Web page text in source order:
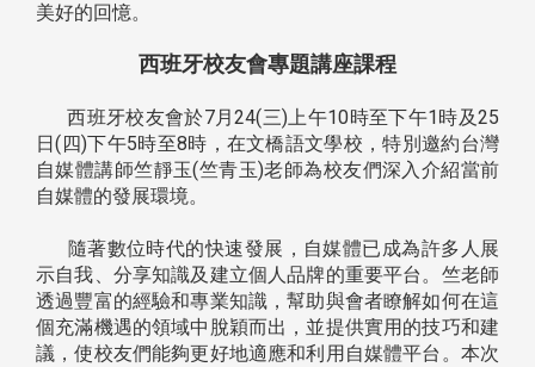
美好的回憶。
西班牙校友會專題講座課程
西班牙校友會於7月24(三)上午10時至下午1時及25
日(四)下午5時至8時，在文橋語文學校，特別邀約台灣
自媒體講師竺靜玉(竺青玉)老師為校友們深入介紹當前
自媒體的發展環境。
隨著數位時代的快速發展，自媒體已成為許多人展
示自我、分享知識及建立個人品牌的重要平台。竺老師
透過豐富的經驗和專業知識，幫助與會者瞭解如何在這
個充滿機遇的領域中脫穎而出，並提供實用的技巧和建
議，使校友們能夠更好地適應和利用自媒體平台。本次